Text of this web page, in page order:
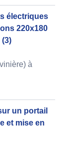
électriques
220x180
(3)
à
un portail
et mise en